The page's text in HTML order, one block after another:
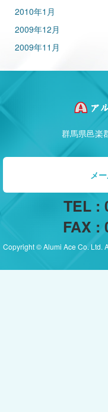
2010年1月
2009年12月
2009年11月
群馬県邑楽
メ
TEL :
FAX :
Copyright © Alumi Ace Co. Ltd.